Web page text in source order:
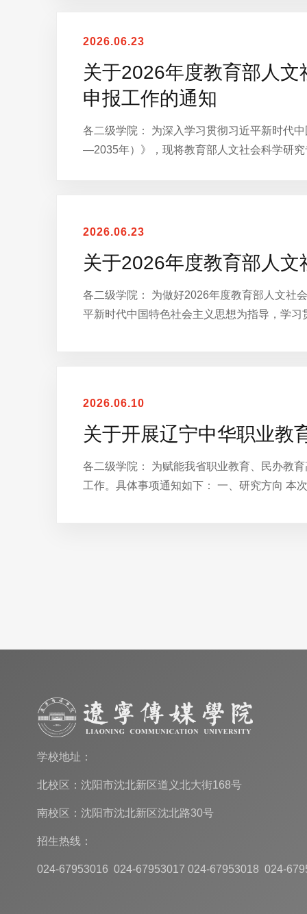
2026.06.23
关于2026年度教育部人
申报工作的通知
各二级学院： 为深入学习贯彻习近平新时代
—2035年）》，现将教育部人文社会科学研
2026.06.23
关于2026年度教育部人
各二级学院： 为做好2026年度教育部人文社
平新时代中国特色社会主义思想为指导，学
2026.06.10
关于开展辽宁中华职业教
各二级学院： 为赋能我省职业教育、民办教
工作。具体事项通知如下： 一、研究方向 本
学校地址：
北校区：沈阳市沈北新区道义北大街168号
南校区：沈阳市沈北新区沈北路30号
招生热线：
024-67953016 024-67953017 024-67953018 024-